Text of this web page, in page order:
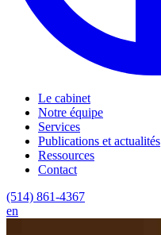
Le cabinet
Notre équipe
Services
Publications et actualités
Ressources
Contact
(514) 861-4367
en